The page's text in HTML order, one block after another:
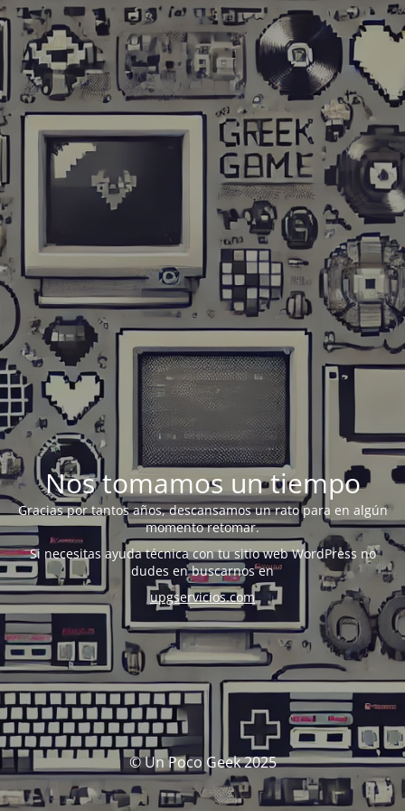
Nos tomamos un tiempo
Gracias por tantos años, descansamos un rato para en algún
momento retomar.
Si necesitas ayuda técnica con tu sitio web WordPress no
dudes en buscarnos en
upgservicios.com
© Un Poco Geek 2025